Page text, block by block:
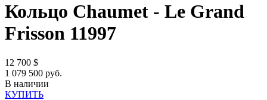
Кольцо Chaumet - Le Grand
Frisson 11997
12 700 $
1 079 500 руб.
В наличии
КУПИТЬ